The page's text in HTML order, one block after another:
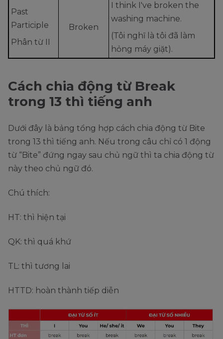
Past
Participle
Phân từ II
Broken
I think I've broken the
washing machine.
(Tôi nghĩ là tôi đã làm
hỏng máy giặt).
Cách chia động từ Break
trong 13 thì tiếng anh
Dưới đây là bảng tổng hợp cách chia động từ Bite
trong 13 thì tiếng anh. Nếu trong câu chỉ có 1 động
từ “Bite” đứng ngay sau chủ ngữ thì ta chia động từ
này theo chủ ngữ đó.
Chú thích:
HT: thì hiện tại
QK: thì quá khứ
TL: thì tương lai
HTTD: hoàn thành tiếp diễn